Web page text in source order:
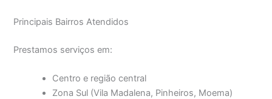
Principais Bairros Atendidos
Prestamos serviços em:
Centro e região central
Zona Sul (Vila Madalena, Pinheiros, Moema)